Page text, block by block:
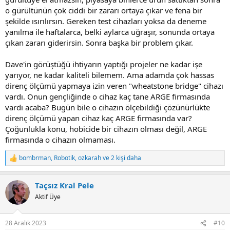
o gürültünün çok ciddi bir zararı ortaya çıkar ve fena bir
şekilde ısırılırsın. Gereken test cihazları yoksa da deneme
yanılma ile haftalarca, belki aylarca uğraşır, sonunda ortaya
çıkan zararı giderirsin. Sonra başka bir problem çıkar.
Dave'in görüştüğü ihtiyarın yaptığı projeler ne kadar işe
yarıyor, ne kadar kaliteli bilemem. Ama adamda çok hassas
direnç ölçümü yapmaya izin veren "wheatstone bridge" cihazı
vardı. Onun gençliğinde o cihaz kaç tane ARGE firmasında
vardı acaba? Bugün bile o cihazın ölçebildiği çözünürlükte
direnç ölçümü yapan cihaz kaç ARGE firmasında var?
Çoğunlukla konu, hobicide bir cihazın olması değil, ARGE
firmasında o cihazın olmaması.
R
e
c
t
i
s
bombrman, Robotik,ozkarahve 2 kişi daha
Taçsız Kral Pele
Aktif Üye
28 Aralık 2023 #10